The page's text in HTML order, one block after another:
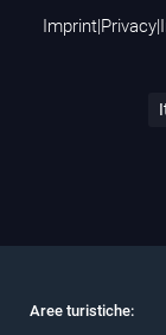
Imprint|Privacy|
Aree turistiche: